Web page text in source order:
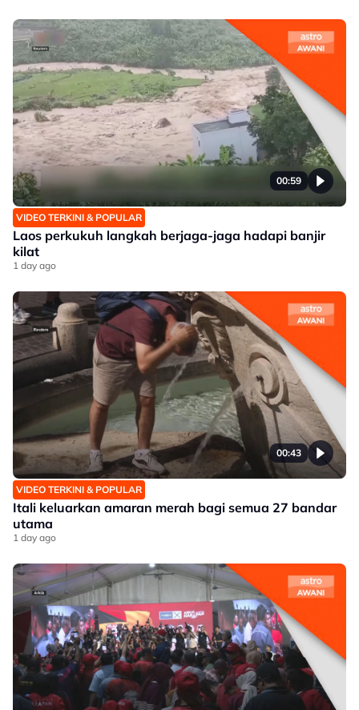
00:59
VIDEO TERKINI & POPULAR
Laos perkukuh langkah berjaga-jaga hadapi banjir
kilat
1 day ago
00:43
VIDEO TERKINI & POPULAR
Itali keluarkan amaran merah bagi semua 27 bandar
utama
1 day ago